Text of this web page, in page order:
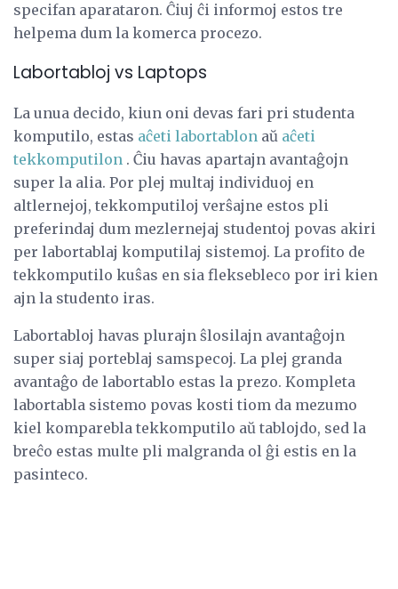
specifan aparataron. Ĉiuj ĉi informoj estos tre
helpema dum la komerca procezo.
Labortabloj vs Laptops
La unua decido, kiun oni devas fari pri studenta
komputilo, estas aĉeti labortablon aŭ aĉeti
tekkomputilon . Ĉiu havas apartajn avantaĝojn
super la alia. Por plej multaj individuoj en
altlernejoj, tekkomputiloj verŝajne estos pli
preferindaj dum mezlernejaj studentoj povas akiri
per labortablaj komputilaj sistemoj. La profito de
tekkomputilo kuŝas en sia fleksebleco por iri kien
ajn la studento iras.
Labortabloj havas plurajn ŝlosilajn avantaĝojn
super siaj porteblaj samspecoj. La plej granda
avantaĝo de labortablo estas la prezo. Kompleta
labortabla sistemo povas kosti tiom da mezumo
kiel komparebla tekkomputilo aŭ tablojdo, sed la
breĉo estas multe pli malgranda ol ĝi estis en la
pasinteco.